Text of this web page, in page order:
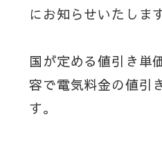
にお知らせいたします
国が定める値引き単
容で電気料金の値引
す。